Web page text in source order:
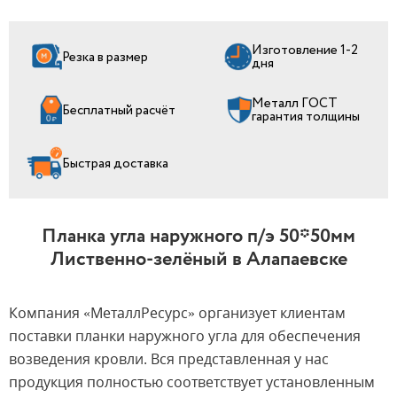
Резка в размер
Изготовление 1-2
дня
Бесплатный расчёт
Металл ГОСТ
гарантия толщины
Быстрая доставка
Планка угла наружного п/э 50*50мм
Лиственно-зелёный в Алапаевске
Компания «МеталлРесурс» организует клиентам
поставки планки наружного угла для обеспечения
возведения кровли. Вся представленная у нас
продукция полностью соответствует установленным